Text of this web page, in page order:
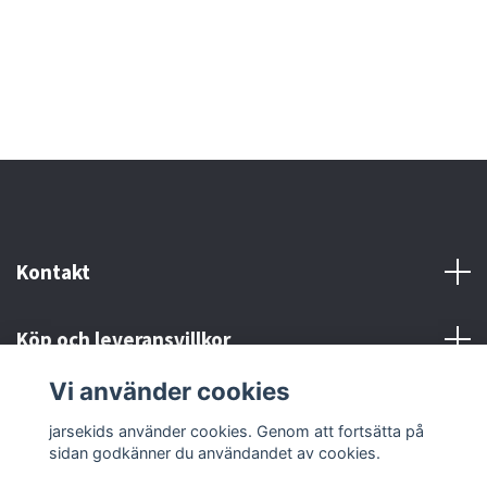
Kontakt
Köp och leveransvillkor
Sociala medier
Vi använder cookies
jarsekids använder cookies. Genom att fortsätta på
sidan godkänner du användandet av cookies.